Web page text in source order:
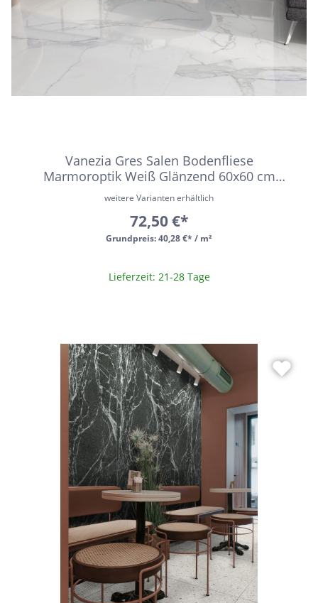
Vanezia Gres Salen Bodenfliese
Marmoroptik Weiß Glänzend 60x60 cm
rektifiziert
Grundpreis:40,28 €* / m²
weitere Varianten erhältlich
72,50 €*
Lieferzeit: 21-28 Tage